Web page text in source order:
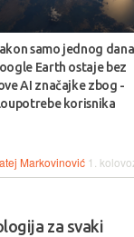
samo jednog dana
Earth ostaje bez
AI značajke zbog -
korisnika
Markovinović 1.
za svaki